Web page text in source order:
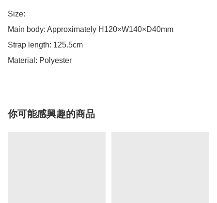
Size:
Main body: Approximately H120×W140×D40mm
Strap length: 125.5cm
Material: Polyester
你可能感興趣的商品